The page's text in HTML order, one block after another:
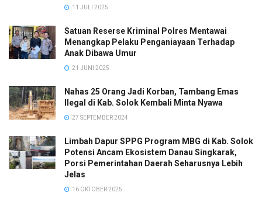
11 JULI 2025
Satuan Reserse Kriminal Polres Mentawai
Menangkap Pelaku Penganiayaan Terhadap
Anak Dibawa Umur
21 JUNI 2025
Nahas 25 Orang Jadi Korban, Tambang Emas
Ilegal di Kab. Solok Kembali Minta Nyawa
27 SEPTEMBER 2024
Limbah Dapur SPPG Program MBG di Kab. Solok
Potensi Ancam Ekosistem Danau Singkarak,
Porsi Pemerintahan Daerah Seharusnya Lebih
Jelas
16 OKTOBER 2025